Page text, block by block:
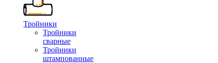
Тройники
Тройники
сварные
Тройники
штампованные